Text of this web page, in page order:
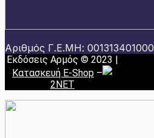
Αριθμός Γ.Ε.ΜΗ: 001313401000
Εκδόσεις Αρμός © 2023 |
Κατασκευή E-Shop –
2NET